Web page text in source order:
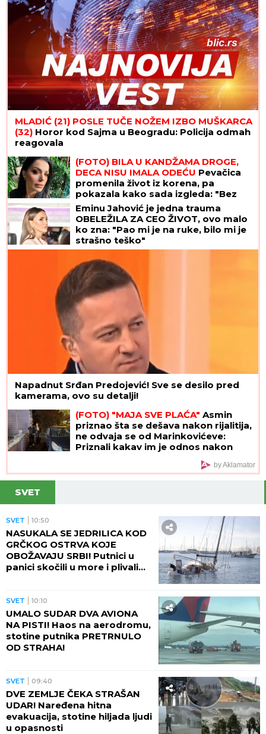
MLADIĆ (21) POSLE TUČE NOŽEM IZBO MUŠKARCA
(32) Horor kod Sajma u Beogradu: Policija odmah
reagovala
(FOTO) BILA U KANDŽAMA DROGE,
DECA NISU IMALA ODEĆU Pevačica
promenila život iz korena, pa
pokazala kako sada izgleda: "Bez
filtera"
Eminu Jahović je jedna trauma
OBELEŽILA ZA CEO ŽIVOT, ovo malo
ko zna: "Pao mi je na ruke, bilo mi je
strašno teško"
Napadnut Srđan Predojević! Sve se desilo pred
kamerama, ovo su detalji!
(FOTO) "MAJA SVE PLAĆA" Asmin
priznao šta se dešava nakon rijalitija,
ne odvaja se od Marinkovićeve:
Priznali kakav im je odnos nakon
by Aklamator
SVET
SVET 10:50
NASUKALA SE JEDRILICA KOD
GRČKOG OSTRVA KOJE
OBOŽAVAJU SRBI! Putnici u
panici skočili u more i plivali
SVET 10:10
UMALO SUDAR DVA AVIONA
NA PISTI! Haos na aerodromu,
stotine putnika PRETRNULO
OD STRAHA!
SVET 09:40
DVE ZEMLJE ČEKA STRAŠAN
UDAR! Naređena hitna
evakuacija, stotine hiljada ljudi
u opasnosti